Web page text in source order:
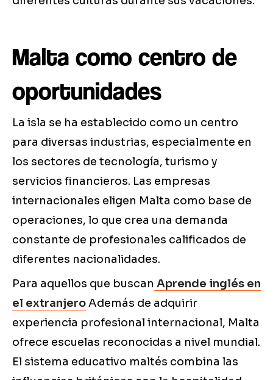
Malta como centro de
oportunidades
La isla se ha establecido como un centro
para diversas industrias, especialmente en
los sectores de tecnología, turismo y
servicios financieros. Las empresas
internacionales eligen Malta como base de
operaciones, lo que crea una demanda
constante de profesionales calificados de
diferentes nacionalidades.
Para aquellos que buscan Aprende inglés en
el extranjeroAdemás de adquirir
experiencia profesional internacional, Malta
ofrece escuelas reconocidas a nivel mundial.
El sistema educativo maltés combina las